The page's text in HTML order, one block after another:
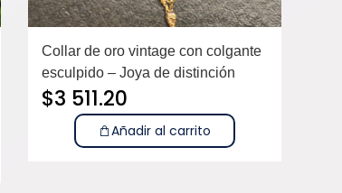
Collar de oro vintage con colgante
esculpido – Joya de distinción
$3 511.20
Añadir al carrito